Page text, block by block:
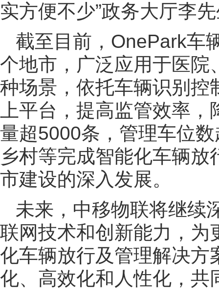
实方便不少”政务大厅李
截至目前，OnePark车
个地市，广泛应用于医院
种场景，依托车辆识别控
上平台，提高监管效率
量超5000条，管理车位
乡村等完成智能化车辆
市建设的深入发展。
未来，中移物联将继续
联网技术和创新能力，为
化车辆放行及管理解决方
化、高效化和人性化，共